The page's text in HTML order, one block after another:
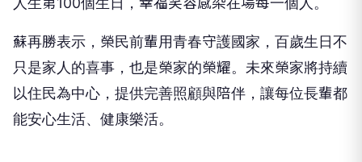
蘇再勝表示，榮民前輩用青春守護國家，百歲生日不
只是家人的喜事，也是榮家的榮耀。未來榮家將持續
以住民為中心，提供完善照顧與陪伴，讓每位長輩都
能安心生活、健康樂活。